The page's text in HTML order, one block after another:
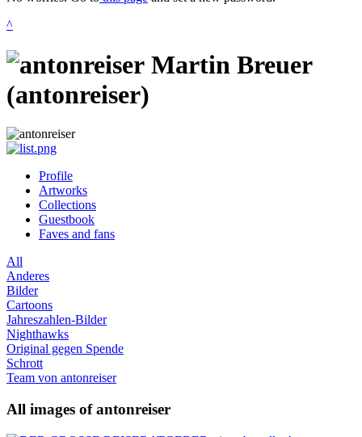
^
Martin Breuer
(antonreiser)
Profile
Artworks
Collections
Guestbook
Faves and fans
All
Anderes
Bilder
Cartoons
Jahreszahlen-Bilder
Nighthawks
Original gegen Spende
Schrott
Team von antonreiser
All images of antonreiser